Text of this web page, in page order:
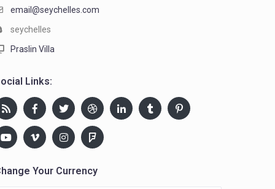
email@seychelles.com
seychelles
Praslin Villa
Links:
Your Currency